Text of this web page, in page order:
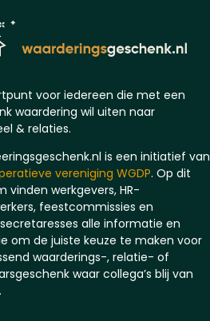
voor iedereen die met een
waardering wil uiten naar
& relaties.
is een initiatief van
vereniging WGDP. Op dit
vinden werkgevers, HR-
feestcommissies en
alle informatie en
om de juiste keuze te maken voor
waarderings-, relatie- of
waar collega’s blij van